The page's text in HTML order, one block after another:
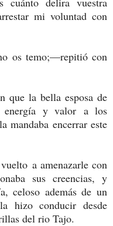
mi voluntad con
os temo;—repitió con
que la bella esposa de
energía y valor a los
mandaba encerrar este
a amenazarle con
sus creencias, y
celoso además de un
hizo conducir desde
del rio Tajo.